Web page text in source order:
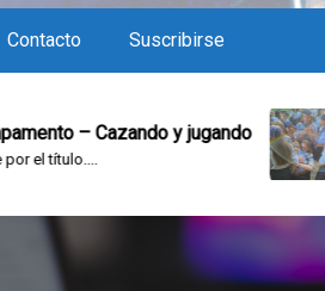
Contacto Suscribirse
– Cazando y jugando
título....